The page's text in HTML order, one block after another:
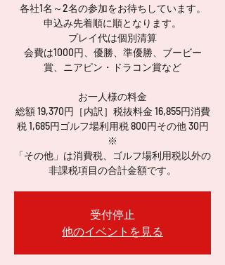
各社1名～2名の参加をお待ちしています。
申込み先着順に順となります。
プレイ代は個別清算
会費は1000円、優勝、準優勝、ブービー
賞、ニアピン・ドラコン賞など
お一人様の料金
総額 19,370円［内訳］税抜料金 16,855円消費
税 1,685円ゴルフ場利用税 800円その他 30円
※
「その他」は消費税、ゴルフ場利用税以外の
受付停止
他のイベントを見る